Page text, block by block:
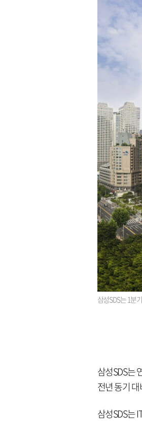
삼성SDS는 1분
삼성SDS는
전년 동기
삼성SDS는